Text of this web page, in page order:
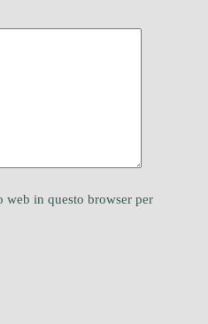
web in questo browser per